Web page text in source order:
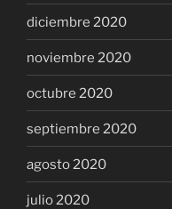
diciembre 2020
noviembre 2020
octubre 2020
septiembre 2020
agosto 2020
julio 2020